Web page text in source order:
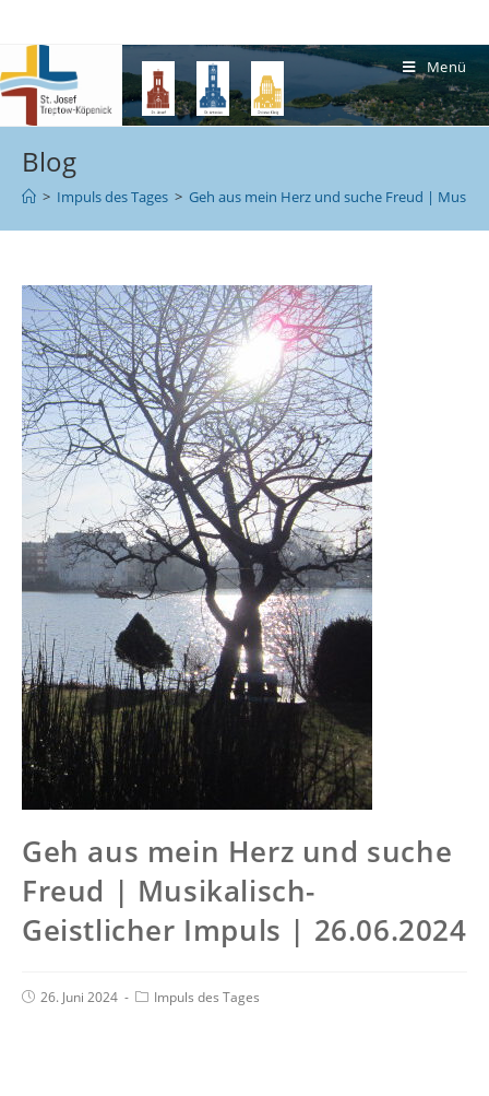
Menü
Blog
> Impuls des Tages > Geh aus mein Herz und suche Freud |
Geh aus mein Herz und suche
Freud | Musikalisch-
Geistlicher Impuls | 26.06.2024
26. Juni 2024 Impuls des Tages